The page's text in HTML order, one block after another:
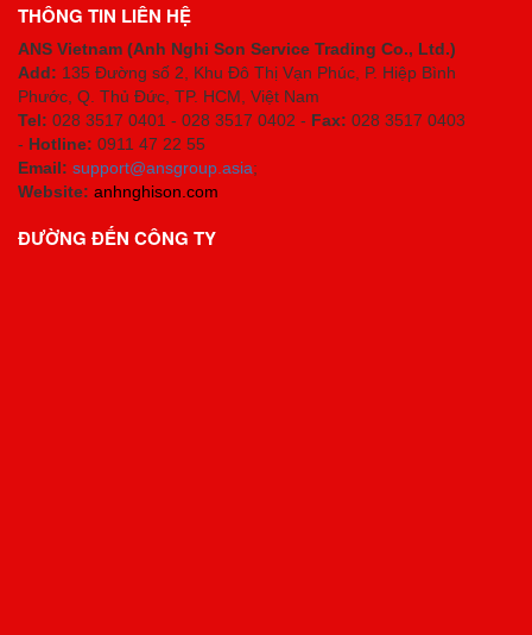
THÔNG TIN LIÊN HỆ
ANS Vietnam (Anh Nghi Son Service Trading Co., Ltd.)
Add: 135 Đường số 2, Khu Đô Thị Vạn Phúc, P. Hiệp Bình
Phước, Q. Thủ Đức, TP. HCM , Việt Nam
Tel: 028 3517 0401 - 028 3517 0402 - Fax: 028 3517 0403
- Hotline: 0911 47 22 55
Email: support@ansgroup.asia;
Website: anhnghison.com
ĐƯỜNG ĐẾN CÔNG TY